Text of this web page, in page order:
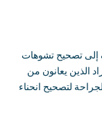
إلى تصحيح تشوهات
الذين يعانون من
لتصحيح انحناء